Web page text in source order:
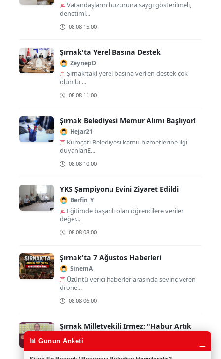
Vatandaşların huzuruna saygı gösterilmeli,
denetiml...
08.08 15:00
Şırnak'ta Yerel Basına Destek
ZeynepD
Şırnak'taki yerel basına verilen destek çok
olumlu ...
08.08 11:00
Şırnak Belediyesi Memur Alımı Başlıyor!
Hejar21
Kumçatı Belediyesi kamu hizmetlerine ilgi
duyanlarıE...
08.08 10:00
YKS Şampiyonu Evini Ziyaret Edildi
Berfin_Y
Eğitimde başarılı olan öğrencilere verilen
değer...
08.08 08:00
Şırnak'ta 7 Ağustos Haberleri
SinemA
Üzüntü verici haberler arasında sevinç veren
drone...
08.08 06:00
Şırnak Milletvekili İrmez: "Habur Artık
SaryaYilmaz
Vatandaşların bu zor şartlarda bekletilmesi
📊 Gunun Anketi